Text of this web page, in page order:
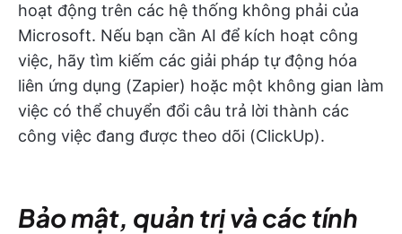
hoạt động trên các hệ thống không phải của
Microsoft. Nếu bạn cần AI để kích hoạt công
việc, hãy tìm kiếm các giải pháp tự động hóa
liên ứng dụng (Zapier) hoặc một không gian làm
việc có thể chuyển đổi câu trả lời thành các
công việc đang được theo dõi (ClickUp).
Bảo mật, quản trị và các tính